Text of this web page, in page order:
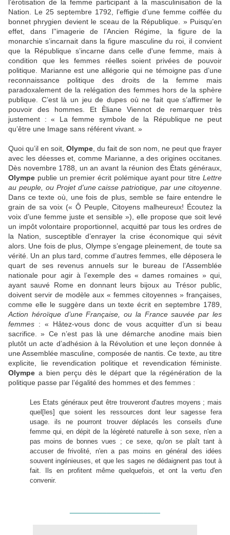
l’érotisation de la femme participant à la masculinisation de la
Nation. Le 25 septembre 1792, l’effigie d’une femme coiffée du
bonnet phrygien devient le sceau de la République. » Puisqu’en
effet, dans l’'imagerie de l’Ancien Régime, la figure de la
monarchie s’incarnait dans la figure masculine du roi, il convient
que la République s’incarne dans celle d'une femme, mais à
condition que les femmes réelles soient privées de pouvoir
politique. Marianne est une allégorie qui ne témoigne pas d’une
reconnaissance politique des droits de la femme mais
paradoxalement de la relégation des femmes hors de la sphère
publique. C’est là un jeu de dupes où ne fait que s’affirmer le
pouvoir des hommes. Et Èliane Viennot de remarquer très
justement : « La femme symbole de la République ne peut
qu’être une Image sans référent vivant. »
Quoi qu’il en soit, Olympe , du fait de son nom, ne peut que frayer
avec les déesses et, comme Marianne, a des origines occitanes.
Dès novembre 1788, un an avant la réunion des États généraux,
Olympe publie un premier écrit polémique ayant pour titre Lettre
au peuple, ou Projet d’une caisse patriotique, par une citoyenne
Dans ce texte où, une fois de plus, semble se faire entendre le
grain de sa voix (« Ô Peuple, Citoyens malheureux! Écoutez la
voix d’une femme juste et sensible »), elle propose que soit levé
un impôt volontaire proportionnel, acquitté par tous les ordres de
la Nation, susceptible d’enrayer la crise économique qui sévit
alors. Une fois de plus, Olympe s’engage pleinement, de toute sa
vérité. Un an plus tard, comme d’autres femmes, elle déposera le
quart de ses revenus annuels sur le bureau de l’Assemblée
nationale pour agir à l’exemple des « dames romaines » qui,
ayant sauvé Rome en donnant leurs bijoux au Trésor public,
doivent servir de modèle aux « femmes citoyennes » françaises,
comme elle le suggère dans un texte écrit en septembre 1789,
Action héroïque d’une Française, ou la France sauvée par les
femmes : « Hâtez-vous donc de vous acquitter d’un si beau
sacrifice. » Ce n’est pas là une démarche anodine mais bien
plutôt un acte d’adhésion à la Révolution et une leçon donnée à
une Assemblée masculine, composée de nantis. Ce texte, au titre
explicite, lie revendication politique et revendication féministe.
Olympe a bien perçu dès le départ que la régénération de la
politique passe par l’égalité des hommes et des femmes :
Les Etats généraux peut être trouveront d'autres moyens ; mais
quel[les] que soient les ressources dont leur sagesse fera
usage. ils ne pourront trouver déplacés les conseils d'une
femme qui, en dépit de la légèreté naturelle à son sexe, n'en a
pas moins de bonnes vues ; ce sexe, qu'on se plaît tant à
accuser de frivolité, n'en a pas moins en général des idées
souvent ingénieuses, et que les sages ne dédaignent pas tout à
fait. Ils en profitent même quelquefois, et ont la vertu d'en
convenir.